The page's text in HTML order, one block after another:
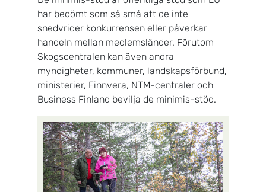
har bedömt som så små att de inte
snedvrider konkurrensen eller påverkar
handeln mellan medlemsländer. Förutom
Skogscentralen kan även andra
myndigheter, kommuner, landskapsförbund,
ministerier, Finnvera, NTM-centraler och
Business Finland bevilja de minimis-stöd.